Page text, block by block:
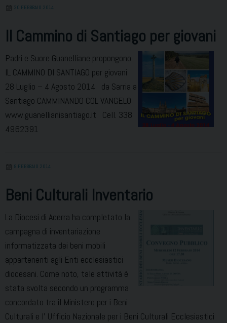
20 FEBBRAIO 2014
Il Cammino di Santiago per giovani
Padri e Suore Guanelliane propongono
IL CAMMINO DI SANTIAGO per giovani
28 Luglio – 4 Agosto 2014 da Sarria a
Santiago CAMMINANDO COL VANGELO
www.guanellianisantiago.it Cell. 338
4962391
8 FEBBRAIO 2014
Beni Culturali Inventario
La Diocesi di Acerra ha completato la
campagna di inventariazione
informatizzata dei beni mobili
appartenenti agli Enti ecclesiastici
diocesani. Come noto, tale attività è
stata svolta secondo un programma
concordato tra il Ministero per i Beni
Culturali e l’ Ufficio Nazionale per i Beni Culturali Ecclesiastici